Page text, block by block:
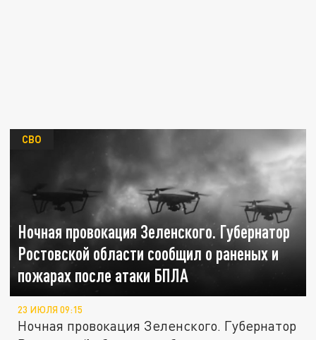
Ночная провокация Зеленского. Губернатор
Ростовской области сообщил о раненых и
пожарах после атаки БПЛА
СВО
23 ИЮЛЯ 09:15
Ночная провокация Зеленского. Губернатор